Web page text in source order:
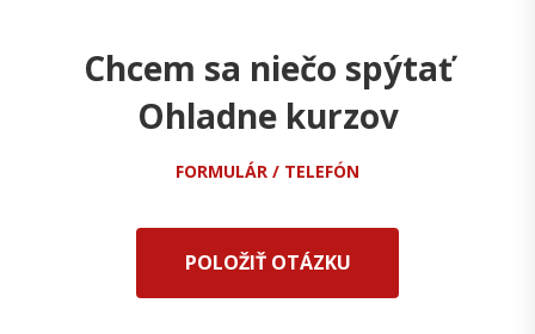
Chcem sa niečo spýtať
Ohladne kurzov
FORMULÁR / TELEFÓN
POLOŽIŤ OTÁZKU